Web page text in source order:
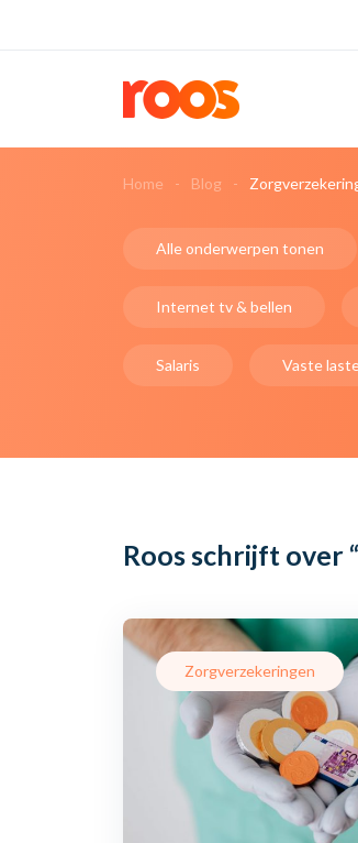
Home Blog
Alle onderwerpen tonen
Internet tv & bellen
Salaris Vaste
Roos schrijft over
Zorgverzekeringen